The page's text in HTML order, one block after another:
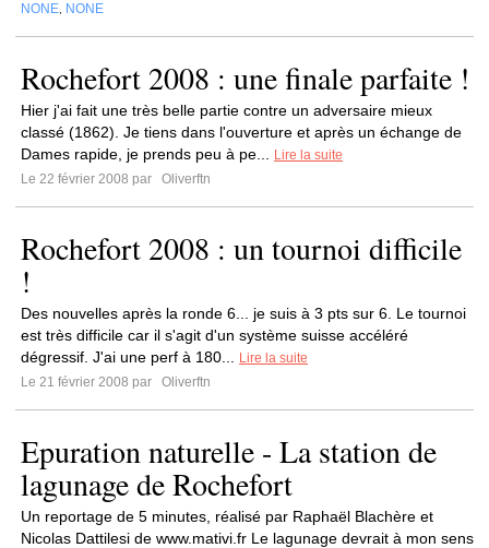
NONE NONE
Rochefort 2008 : une finale parfaite !
Hier j'ai fait une très belle partie contre un adversaire mieux
classé (1862). Je tiens dans l'ouverture et après un échange de
Dames rapide, je prends peu à pe...
Lire la suite
Le 22 février 2008 par
Oliverftn
Rochefort 2008 : un tournoi difficile
!
Des nouvelles après la ronde 6... je suis à 3 pts sur 6. Le tournoi
est très difficile car il s'agit d'un système suisse accéléré
dégressif. J'ai une perf à 180...
Lire la suite
Le 21 février 2008 par
Oliverftn
Epuration naturelle - La station de
lagunage de Rochefort
Un reportage de 5 minutes, réalisé par Raphaël Blachère et
Nicolas Dattilesi de www.mativi.fr Le lagunage devrait à mon sens